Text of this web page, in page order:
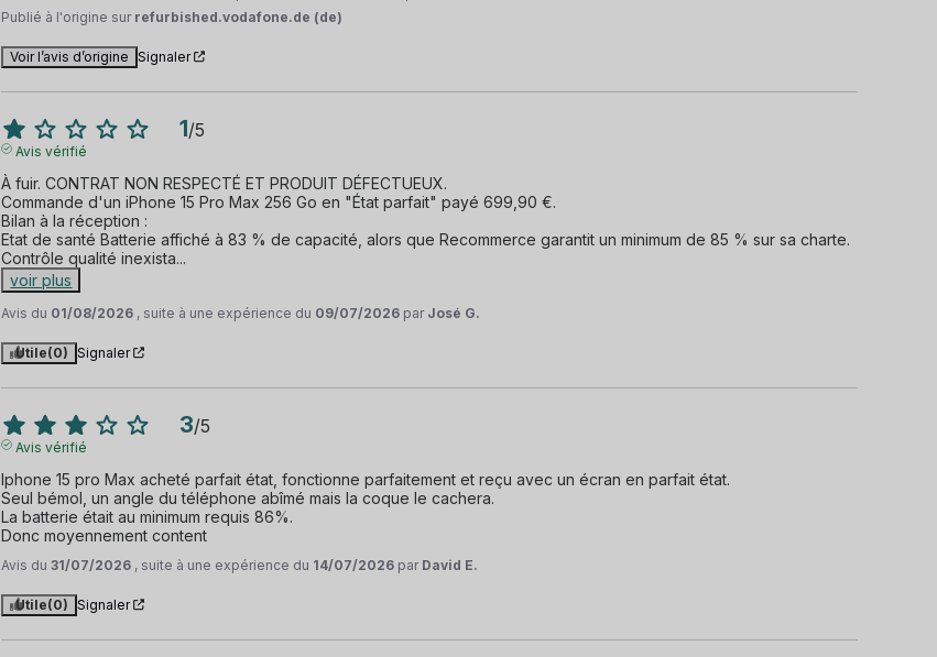
Publié à l'origine sur refurbished.vodafone.de (de)
Voir l’avis d’origine Signaler
1/5
Avis vérifié
À fuir. CONTRAT NON RESPECTÉ ET PRODUIT DÉFECTUEUX.
Commande d'un iPhone 15 Pro Max 256 Go en "État parfait" payé 699,90 €.
Bilan à la réception :
Etat de santé Batterie affiché à 83 % de capacité, alors que Recommerce garantit un minimum de 85 % sur sa charte.
Contrôle qualité inexista...
voir plus
Avis du 01/08/2026 , suite à une expérience du 09/07/2026 par José G.
Utile(0) Signaler
3/5
Avis vérifié
Iphone 15 pro Max acheté parfait état, fonctionne parfaitement et reçu avec un écran en parfait état.
Seul bémol, un angle du téléphone abîmé mais la coque le cachera.
La batterie était au minimum requis 86%.
Donc moyennement content
Avis du31/07/2026 , suite à une expérience du 14/07/2026 par David E.
Utile(0) Signaler